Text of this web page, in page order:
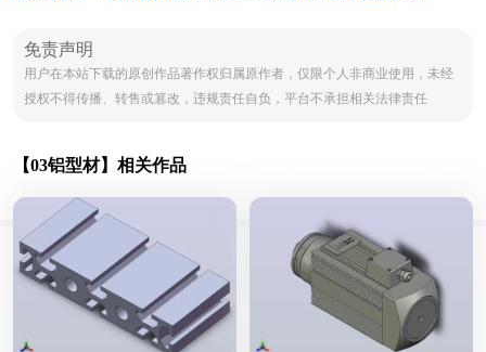
免责声明
用户在本站下载的原创作品著作权归属原作者，仅限个人非商业使用，未经
授权不得传播、转售或篡改，违规责任自负，平台不承担相关法律责任
【03铝型材】相关作品